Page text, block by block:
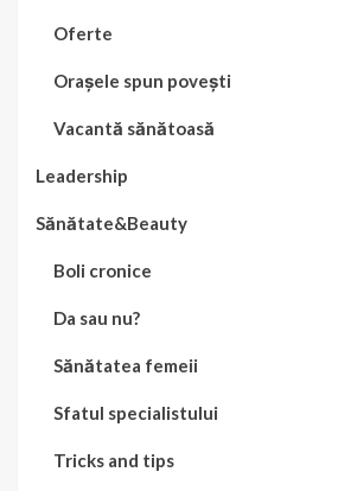
Oferte
Orașele spun povești
Vacantă sănătoasă
Leadership
Sănătate&Beauty
Boli cronice
Da sau nu?
Sănătatea femeii
Sfatul specialistului
Tricks and tips